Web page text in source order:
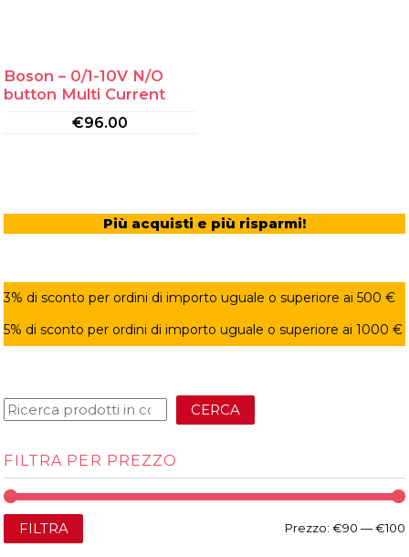
Boson – 0/1-10V N/O
button Multi Current
€96.00
Più acquisti e più risparmi!
3% di sconto per ordini di importo uguale o superiore ai 500 €
5% di sconto per ordini di importo uguale o superiore ai 1000 €
CERCA
FILTRA PER PREZZO
FILTRA Prezzo: €90 —€100